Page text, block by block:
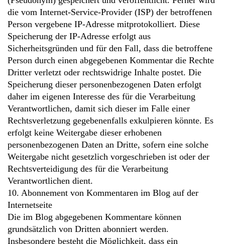
die vom Internet-Service-Provider (ISP) der betroffenen
Person vergebene IP-Adresse mitprotokolliert. Diese
Speicherung der IP-Adresse erfolgt aus
Sicherheitsgründen und für den Fall, dass die betroffene
Person durch einen abgegebenen Kommentar die Rechte
Dritter verletzt oder rechtswidrige Inhalte postet. Die
Speicherung dieser personenbezogenen Daten erfolgt
daher im eigenen Interesse des für die Verarbeitung
Verantwortlichen, damit sich dieser im Falle einer
Rechtsverletzung gegebenenfalls exkulpieren könnte. Es
erfolgt keine Weitergabe dieser erhobenen
personenbezogenen Daten an Dritte, sofern eine solche
Weitergabe nicht gesetzlich vorgeschrieben ist oder der
Rechtsverteidigung des für die Verarbeitung
Verantwortlichen dient.
10. Abonnement von Kommentaren im Blog auf der
Internetseite
Die im Blog abgegebenen Kommentare können
grundsätzlich von Dritten abonniert werden.
Insbesondere besteht die Möglichkeit, dass ein